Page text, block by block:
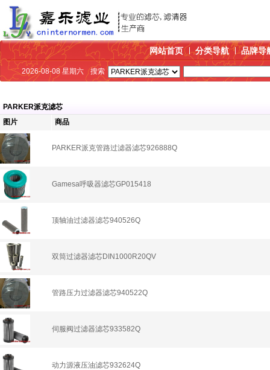
网站首页 分类导航 品牌导
2026-08-08 星期六 搜索
PARKER派克滤芯
图片
商品
PARKER派克管路过滤器滤芯926888Q
Gamesa呼吸器滤芯GP015418
顶轴油过滤器滤芯940526Q
双筒过滤器滤芯DIN1000R20QV
管路压力过滤器滤芯940522Q
伺服阀过滤器滤芯933582Q
动力源液压油滤芯932624Q